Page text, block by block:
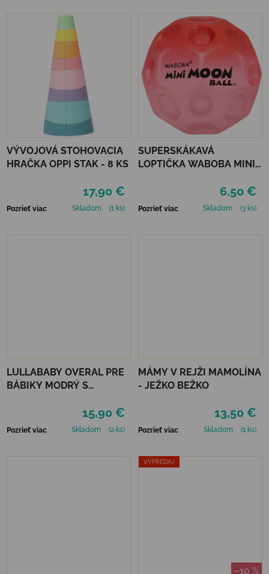
VÝVOJOVÁ STOHOVACIA
HRAČKA OPPI STAK - 8 KS
17,90 €
Pozrieť viac Skladom (1 ks)
SUPERSKÁKAVÁ
LOPTIČKA WABOBA MINI
6,50 €
Pozrieť viac Skladom (3 ks)
LULLABABY OVERAL PRE
BÁBIKY MODRÝ S
15,90 €
Pozrieť viac Skladom (2 ks)
MÁMY V REJŽI MAMOLÍNA
- JEŽKO BEŽKO
13,50 €
Pozrieť viac Skladom (1 ks)
VÝPREDAJ
–10 %